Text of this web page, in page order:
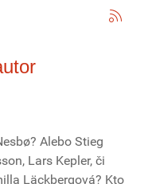
Alebo Stieg
Lars Kepler, či
Läckbergová? Kto